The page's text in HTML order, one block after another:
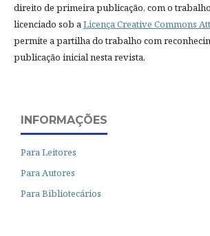
direito de primeira publicação, com o
licenciado sob aLicença Creative Commons
permite a partilha do trabalho com
publicação inicial nesta revista.
INFORMAÇÕES
Para Leitores
Para Autores
Para Bibliotecários